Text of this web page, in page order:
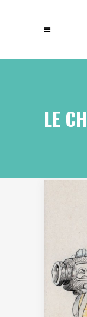
LE